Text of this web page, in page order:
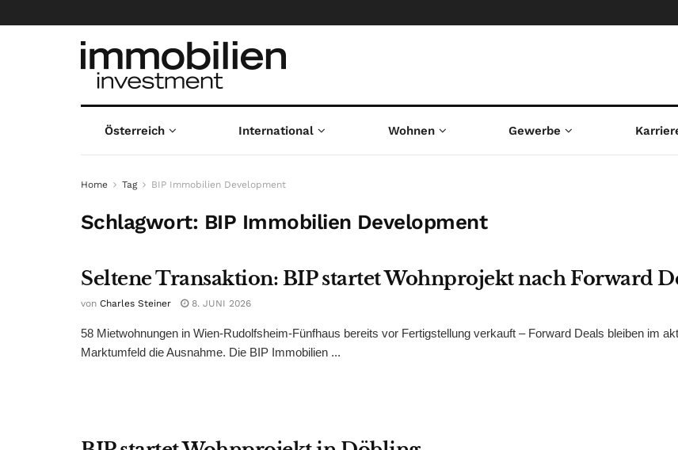
Österreich International Wohnen Gewerbe
Home Tag BIP Immobilien Development
Schlagwort: BIP Immobilien Development
Seltene Transaktion: BIP startet Wohnprojekt nach Forward
von Charles Steiner 8. JUNI 2026
58 Mietwohnungen in Wien-Rudolfsheim-Fünfhaus bereits vor Fertigstellung verkauft – Forward Deals bleiben im
Marktumfeld die Ausnahme. Die BIP Immobilien ...